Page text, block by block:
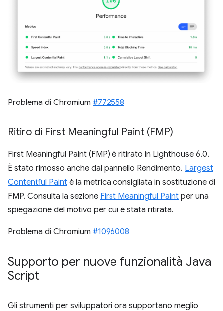
Problema di Chromium #772558
Ritiro di First Meaningful Paint (FMP)
First Meaningful Paint (FMP) è ritirato in Lighthouse 6.0.
È stato rimosso anche dal pannello Rendimento. Largest
Contentful Paint è la metrica consigliata in sostituzione di
FMP. Consulta la sezione First Meaningful Paint per una
spiegazione del motivo per cui è stata ritirata.
Problema di Chromium #1096008
Supporto per nuove funzionalità Java
Script
Gli strumenti per sviluppatori ora supportano meglio